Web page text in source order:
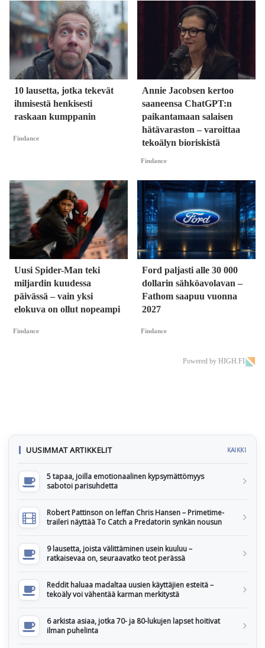
10 lausetta, jotka tekevät
ihmisestä henkisesti
raskaan kumppanin
Findance
Annie Jacobsen kertoo
saaneensa ChatGPT:n
paikantamaan salaisen
hätävaraston – varoittaa
tekoälyn bioriskistä
Findance
Uusi Spider-Man teki
miljardin kuudessa
päivässä – vain yksi
elokuva on ollut nopeampi
Findance
Ford paljasti alle 30 000
dollarin sähköavolavan –
Fathom saapuu vuonna
2027
Findance
Powered by HIGH.FI
UUSIMMAT ARTIKKELIT KAIKKI
5 tapaa, joilla emotionaalinen kypsymättömyys
sabotoi parisuhdetta
Robert Pattinson on leffan Chris Hansen – Primetime-
traileri näyttää To Catch a Predatorin synkän nousun
9 lausetta, joista välittäminen usein kuuluu –
ratkaisevaa on, seuraavatko teot perässä
Reddit haluaa madaltaa uusien käyttäjien esteitä –
tekoäly voi vähentää karman merkitystä
6 arkista asiaa, jotka 70- ja 80-lukujen lapset hoitivat
ilman puhelinta